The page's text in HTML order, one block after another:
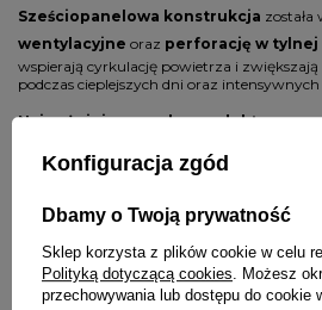
Sześciopanelowa konstrukcja
wentylacyjne oraz perforację w tylnej
wspierają cyrkulację powietrza i
podczas cieplejszych dni oraz
Najważniejsze cechy produktu:
czapka marki Pit Bull West Coast
kolor biały
klasyczna konstrukcja typu full cap
sportowy krój ze zgiętym daszkiem
logo marki na froncie
Konfiguracja zgód
Dbamy o Twoją prywatność
Sklep korzysta z plików cookie w celu
Polityką dotyczącą cookies. Możesz
przechowywania lub dostępu do cookie